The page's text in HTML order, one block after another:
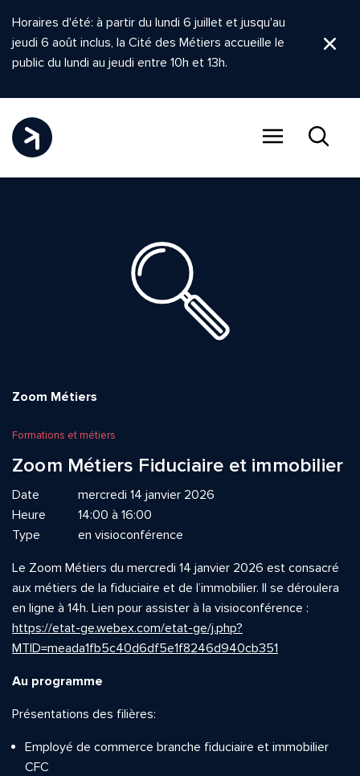
Horaires d'été: à partir du lundi 6 juillet et jusqu'au
jeudi 6 août inclus, la Cité des Métiers accueille le
public du lundi au jeudi entre 10h et 13h.
Zoom Métiers
Formations et métiers
Zoom Métiers Fiduciaire et immobilier
Date
mercredi 14 janvier 2026
Heure
14:00 à 16:00
Type
en visioconférence
Le Zoom Métiers du mercredi 14 janvier 2026 est consacré
aux métiers de la fiduciaire et de l’immobilier. Il se déroulera
en ligne à 14h. Lien pour assister à la visioconférence :
https://etat-ge.webex.com/etat-ge/j.php?
MTID=meada1fb5c40d6df5e1f8246d940cb351
Au programme
Présentations des filières:
Employé de commerce branche fiduciaire et immobilier
CFC